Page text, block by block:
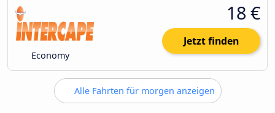
Economy
18 €
Jetzt finden
Alle Fahrten für morgen anzeigen